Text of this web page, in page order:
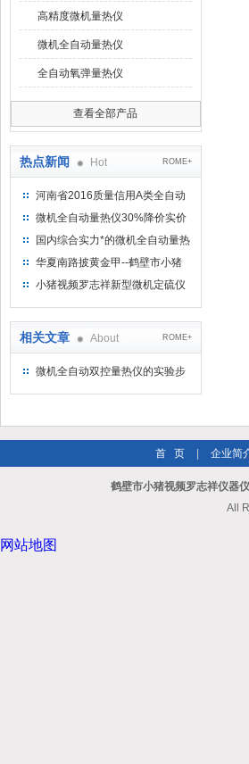
高精度微机量热仪
微机全自动量热仪
全自动氧弹量热仪
查看全部产品
热点新闻 Hot ROME+
河南省2016质量信用A类全自动
量热仪
微机全自动量热仪30%降价实价
出售
国内综合实力*的微机全自动量热
仪制造企业
华夏南路披黄金甲--鹤壁市小猪
视频罗志祥仪器仪表有限公司
小猪视频罗志祥新型微机定硫仪
相关文章 About ROME+
微机全自动双控量热仪的实验步
首 页 企业简
鹤壁市小猪视频罗志祥仪器
All
网站地图